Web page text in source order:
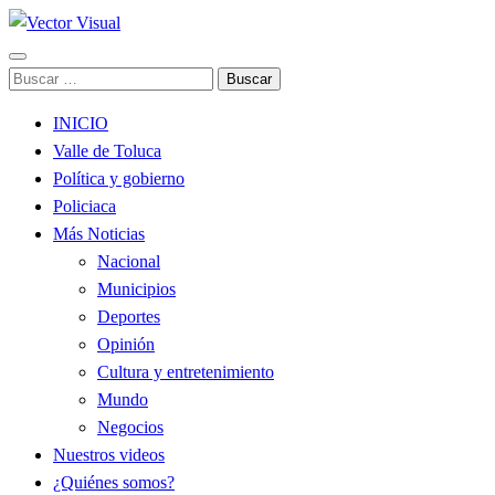
Vector Visual
Noticias y Producción Audiovisual
Buscar:
INICIO
Valle de Toluca
Política y gobierno
Policiaca
Más Noticias
Nacional
Municipios
Deportes
Opinión
Cultura y entretenimiento
Mundo
Negocios
Nuestros videos
¿Quiénes somos?